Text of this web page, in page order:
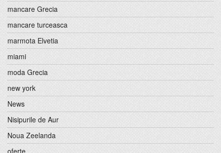
mancare Grecia
mancare turceasca
marmota Elvetia
miami
moda Grecia
new york
News
Nisipurile de Aur
Noua Zeelanda
oferte